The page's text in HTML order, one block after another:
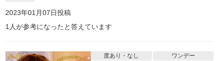
2023年01月07日投稿
1 人が参考になったと答えています
度あり・なし
ワンデー